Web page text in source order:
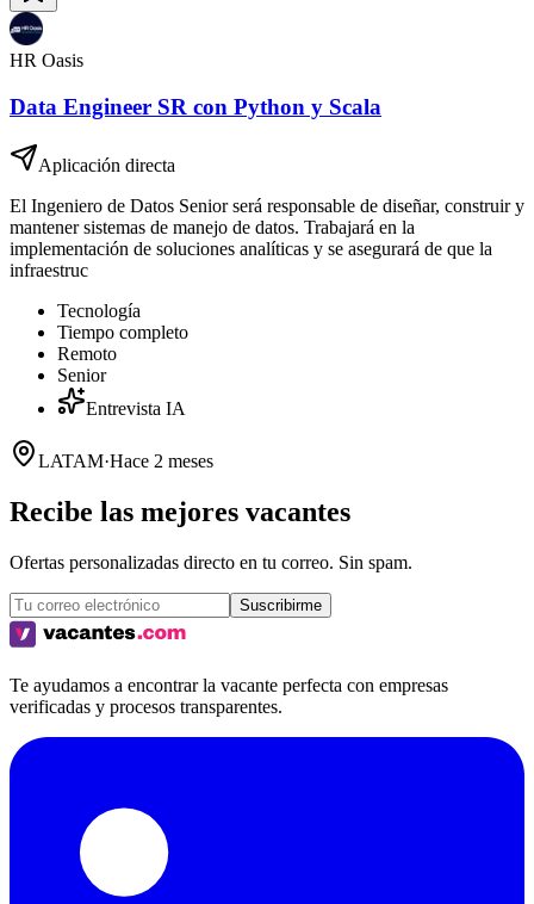
HR Oasis
Data Engineer SR con Python y Scala
Aplicación directa
El Ingeniero de Datos Senior será responsable de diseñar, construir y
mantener sistemas de manejo de datos. Trabajará en la
implementación de soluciones analíticas y se asegurará de que la
infraestruc
Tecnología
Tiempo completo
Remoto
Senior
Entrevista IA
LATAM·Hace 2 meses
Recibe las mejores vacantes
Ofertas personalizadas directo en tu correo. Sin spam.
Suscribirme
Te ayudamos a encontrar la vacante perfecta con empresas
verificadas y procesos transparentes.